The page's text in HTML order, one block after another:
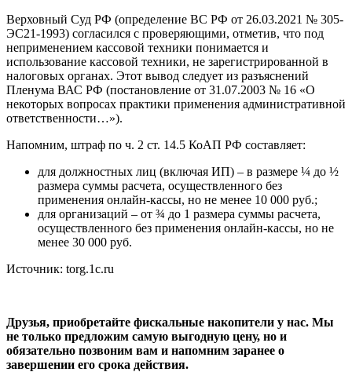
Верховный Суд РФ (определение ВС РФ от 26.03.2021 № 305-
ЭС21-1993) согласился с проверяющими, отметив, что под
неприменением кассовой техники понимается и
использование кассовой техники, не зарегистрированной в
налоговых органах. Этот вывод следует из разъяснений
Пленума ВАС РФ (постановление от 31.07.2003 № 16 «О
некоторых вопросах практики применения административной
ответственности…»).
Напомним, штраф по ч. 2 ст. 14.5 КоАП РФ составляет:
для должностных лиц (включая ИП) – в размере ¼ до ½
размера суммы расчета, осуществленного без
применения онлайн-кассы, но не менее 10 000 руб.;
для организаций – от ¾ до 1 размера суммы расчета,
осуществленного без применения онлайн-кассы, но не
менее 30 000 руб.
Источник: torg.1c.ru
Друзья, приобретайте фискальные накопители у нас. Мы
не только предложим самую выгодную цену, но и
обязательно позвоним вам и напомним заранее о
завершении его срока действия.